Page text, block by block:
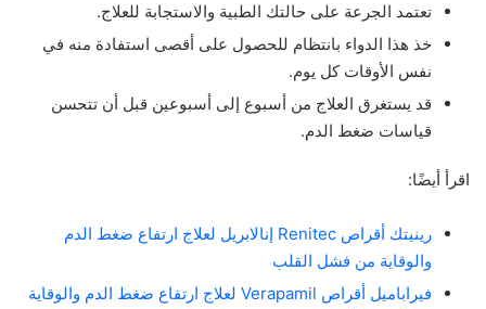
تعتمد الجرعة على حالتك الطبية والاستجابة للعلاج.
خذ هذا الدواء بانتظام للحصول على أقصى استفادة منه في
نفس الأوقات كل يوم.
قد يستغرق العلاج من أسبوع إلى أسبوعين قبل أن تتحسن
قياسات ضغط الدم.
اقرأ أيضًا:
رينيتك أقراص Renitec إنالابريل لعلاج ارتفاع ضغط الدم
والوقاية من فشل القلب
فيراباميل أقراص Verapamil لعلاج ارتفاع ضغط الدم والوقاية